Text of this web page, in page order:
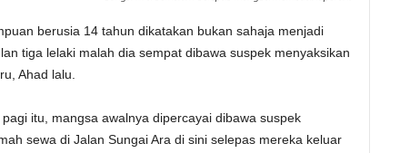
berusia 14 tahun dikatakan bukan sahaja menjadi
tiga lelaki malah dia sempat dibawa suspek menyaksikan
Ahad lalu.
itu, mangsa awalnya dipercayai dibawa suspek
sewa di Jalan Sungai Ara di sini selepas mereka keluar